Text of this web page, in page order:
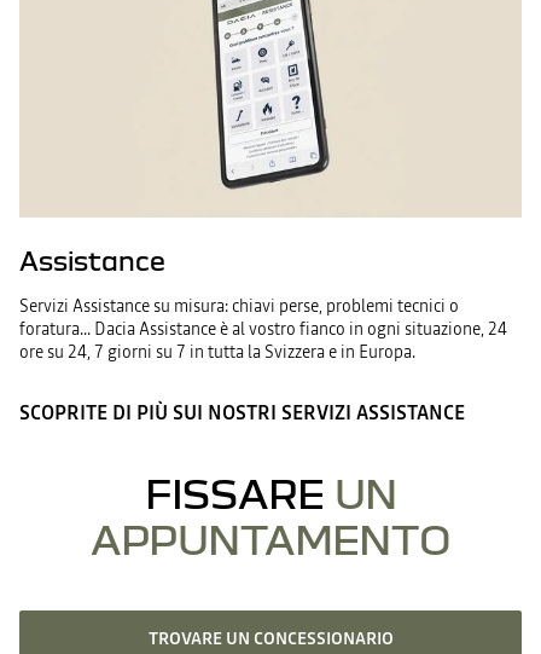
Assistance
Servizi Assistance su misura: chiavi perse, problemi tecnici o
foratura... Dacia Assistance è al vostro fianco in ogni situazione, 24
ore su 24, 7 giorni su 7 in tutta la Svizzera e in Europa.
SCOPRITE DI PIÙ SUI NOSTRI SERVIZI ASSISTANCE
FISSARE UN
APPUNTAMENTO
TROVARE UN CONCESSIONARIO